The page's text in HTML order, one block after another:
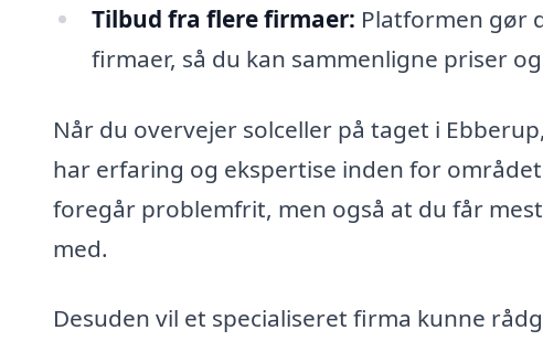
Tilbud fra flere firmaer: Platformen gør
firmaer, så du kan sammenligne priser
Når du overvejer solceller på taget i
har erfaring og ekspertise inden for
foregår problemfrit, men også at du får
med.
Desuden vil et specialiseret firma kunne